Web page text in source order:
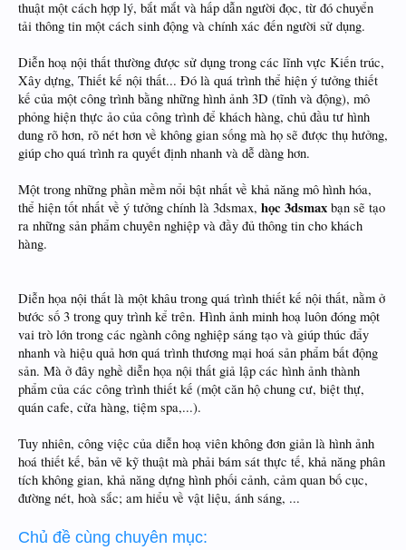
thuật một cách hợp lý, bắt mắt và hấp dẫn người đọc, từ đó chuyển
tải thông tin một cách sinh động và chính xác đến người sử dụng.
Diễn hoạ nội thất thường được sử dụng trong các lĩnh vực Kiến trúc,
Xây dựng, Thiết kế nội thất... Đó là quá trình thể hiện ý tưởng thiết
kế của một công trình bằng những hình ảnh 3D (tĩnh và động), mô
phỏng hiện thực ảo của công trình để khách hàng, chủ đầu tư hình
dung rõ hơn, rõ nét hơn về không gian sống mà họ sẽ được thụ hưởng,
giúp cho quá trình ra quyết định nhanh và dễ dàng hơn.
Một trong những phần mềm nổi bật nhất về khả năng mô hình hóa,
thể hiện tốt nhất về ý tưởng chính là 3dsmax, học 3dsmax bạn sẽ tạo
ra những sản phẩm chuyên nghiệp và đầy đủ thông tin cho khách
hàng.
Diễn họa nội thất là một khâu trong quá trình thiết kế nội thất, nằm ở
bước số 3 trong quy trình kể trên. Hình ảnh minh hoạ luôn đóng một
vai trò lớn trong các ngành công nghiệp sáng tạo và giúp thúc đẩy
nhanh và hiệu quả hơn quá trình thương mại hoá sản phẩm bất động
sản. Mà ở đây nghề diễn họa nội thất giả lập các hình ảnh thành
phẩm của các công trình thiết kế (một căn hộ chung cư, biệt thự,
quán cafe, cửa hàng, tiệm spa,...).
Tuy nhiên, công việc của diễn hoạ viên không đơn giản là hình ảnh
hoá thiết kế, bản vẽ kỹ thuật mà phải bám sát thực tế, khả năng phân
tích không gian, khả năng dựng hình phối cảnh, cảm quan bố cục,
đường nét, hoà sắc; am hiểu về vật liệu, ánh sáng, ...
Chủ đề cùng chuyên mục: